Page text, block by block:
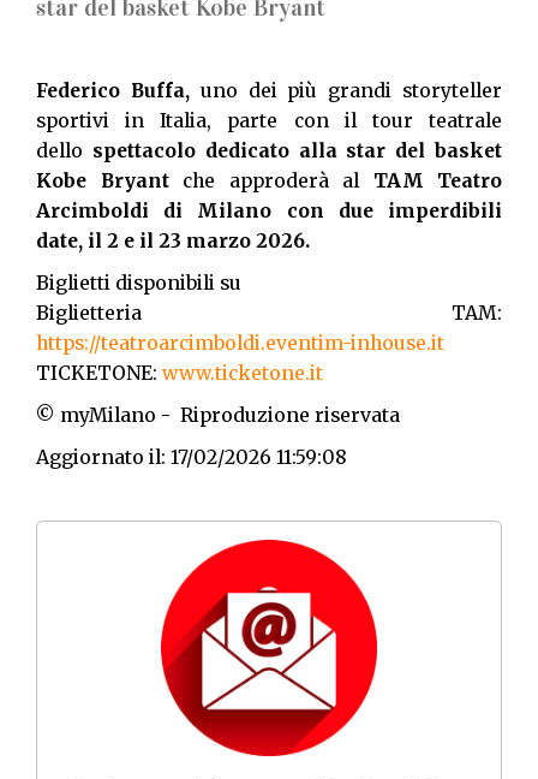
star del basket Kobe Bryant
Federico Buffa,uno dei più grandi storyteller
sportivi in Italia, parte con il tour teatrale
dello spettacolo dedicato alla star del basket
Kobe Bryantche approderà al TAM Teatro
Arcimboldi di Milano con due imperdibili
date, il 2 e il 23 marzo 2026.
Biglietti disponibili su
Biglietteria TAM:
https://teatroarcimboldi.eventim-inhouse.it
TICKETONE: www.ticketone.it
© myMilano - Riproduzione riservata
Aggiornato il: 17/02/2026 11:59:08